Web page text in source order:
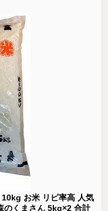
お米 リピ率高 人気
のくまさん 5kg×2 合計